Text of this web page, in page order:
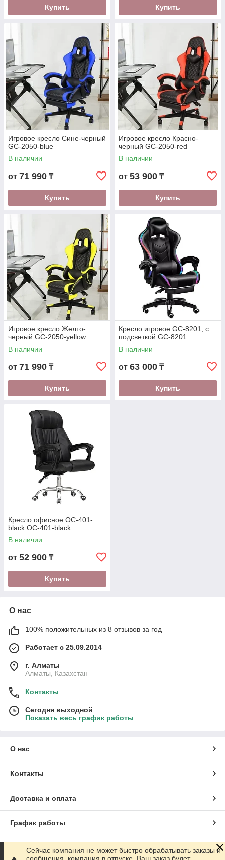
Купить Купить
Игровое кресло Сине-черный
GC-2050-blue
В наличии
от 71 990 ₸
Купить
Игровое кресло Красно-
черный GC-2050-red
В наличии
от 53 900 ₸
Купить
Игровое кресло Желто-
черный GC-2050-yellow
В наличии
от 71 990 ₸
Купить
Кресло игровое GC-8201, с
подсветкой GC-8201
В наличии
от 63 000 ₸
Купить
Кресло офисное OC-401-
black OC-401-black
В наличии
от 52 900 ₸
Купить
О нас
100% положительных из 8 отзывов за год
Работает с 25.09.2014
г. Алматы
Алматы, Казахстан
Контакты
Сегодня выходной
Показать весь график работы
О нас
Контакты
Доставка и оплата
График работы
Полная версия сайта
Сейчас компания не может быстро обрабатывать заказы и